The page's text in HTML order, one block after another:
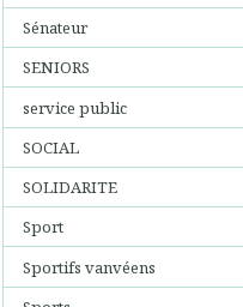
Sénateur
SENIORS
service public
SOCIAL
SOLIDARITE
Sport
Sportifs vanvéens